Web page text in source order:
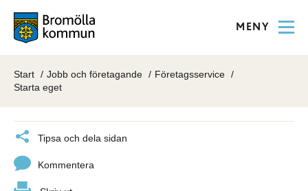
MENY
Start Jobb och företagande
Företagsservice
Starta eget
Tipsa och dela sidan
Kommentera